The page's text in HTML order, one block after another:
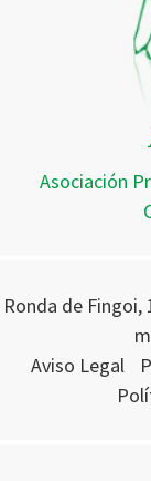
Asociación
Ronda de Fingoi,
Aviso Legal